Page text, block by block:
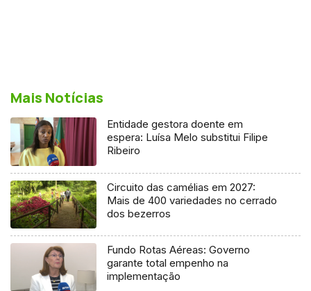
Mais Notícias
Entidade gestora doente em
espera: Luísa Melo substitui Filipe
Ribeiro
Circuito das camélias em 2027:
Mais de 400 variedades no cerrado
dos bezerros
Fundo Rotas Aéreas: Governo
garante total empenho na
implementação